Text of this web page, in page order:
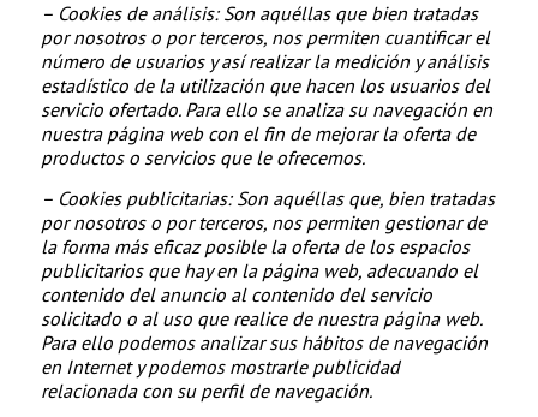
– Cookies de análisis: Son aquéllas que bien tratadas
por nosotros o por terceros, nos permiten cuantificar el
número de usuarios y así realizar la medición y análisis
estadístico de la utilización que hacen los usuarios del
servicio ofertado. Para ello se analiza su navegación en
nuestra página web con el fin de mejorar la oferta de
productos o servicios que le ofrecemos.
– Cookies publicitarias: Son aquéllas que, bien tratadas
por nosotros o por terceros, nos permiten gestionar de
la forma más eficaz posible la oferta de los espacios
publicitarios que hay en la página web, adecuando el
contenido del anuncio al contenido del servicio
solicitado o al uso que realice de nuestra página web.
Para ello podemos analizar sus hábitos de navegación
en Internet y podemos mostrarle publicidad
relacionada con su perfil de navegación.